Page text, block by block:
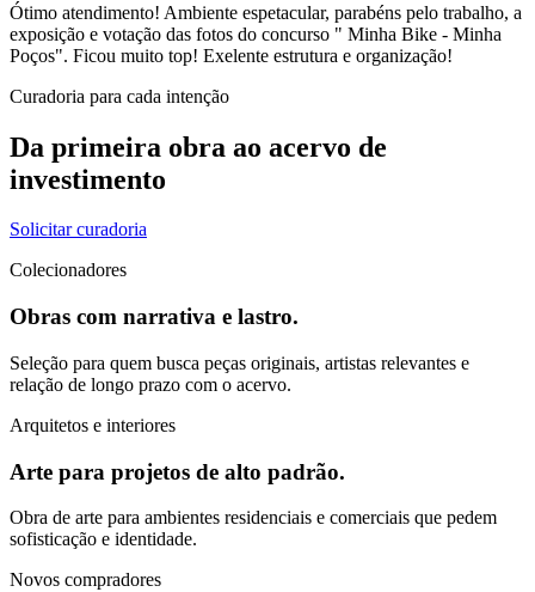
Ótimo atendimento! Ambiente espetacular, parabéns pelo trabalho, a
exposição e votação das fotos do concurso " Minha Bike - Minha
Poços". Ficou muito top! Exelente estrutura e organização!
Curadoria para cada intenção
Da primeira obra ao acervo de
investimento
Solicitar curadoria
Colecionadores
Obras com narrativa e lastro.
Seleção para quem busca peças originais, artistas relevantes e
relação de longo prazo com o acervo.
Arquitetos e interiores
Arte para projetos de alto padrão.
Obra de arte para ambientes residenciais e comerciais que pedem
sofisticação e identidade.
Novos compradores